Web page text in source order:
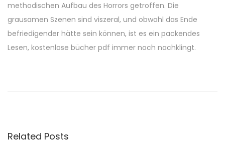
methodischen Aufbau des Horrors getroffen. Die
grausamen Szenen sind viszeral, und obwohl das Ende
befriedigender hätte sein können, ist es ein packendes
Lesen, kostenlose bücher pdf immer noch nachklingt.
o
Related Posts